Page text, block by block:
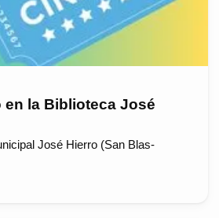
en la Biblioteca José
José Hierro (San Blas-